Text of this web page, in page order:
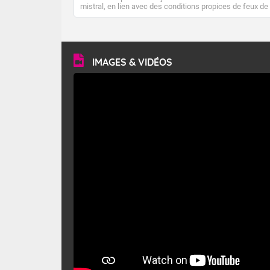
mistral, en lien avec des conditions propices de feux de
forêt. Mais qu'est-ce que le mistral ? Quelles sont ses
vitesse moyenne de 50 km/h et atteindre 80 à 100 km/h
en rafales, parfois davantage. Il parcourt la basse vallée
du Rhône et la Provence et envahit le littoral
méditerranéen à partir de la Camargue.
IMAGES & VIDÉOS